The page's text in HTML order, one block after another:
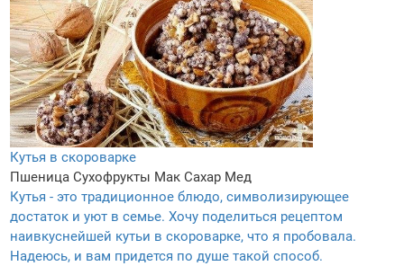
Кутья в скороварке
Пшеница Сухофрукты Мак Сахар Мед
Кутья - это традиционное блюдо, символизирующее
достаток и уют в семье. Хочу поделиться рецептом
наивкуснейшей кутьи в скороварке, что я пробовала.
Надеюсь, и вам придется по душе такой способ.